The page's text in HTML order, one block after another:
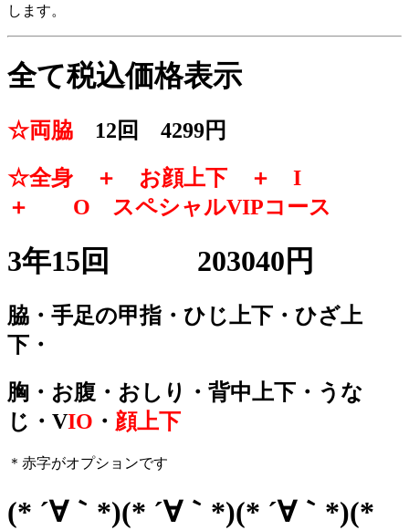
します。
全て税込価格表示
☆両脇 12回 4299円
☆全身 ＋ お顔上下 ＋ I
＋ O スペシャルVIPコース
3年15回 203040円
脇・手足の甲指・ひじ上下・ひざ上
下・
胸・お腹・おしり・背中上下・うな
じ・VIO ・ 顔上下
＊赤字がオプションです
(* ´∀｀*)(* ´∀｀*)(* ´∀｀*)(*